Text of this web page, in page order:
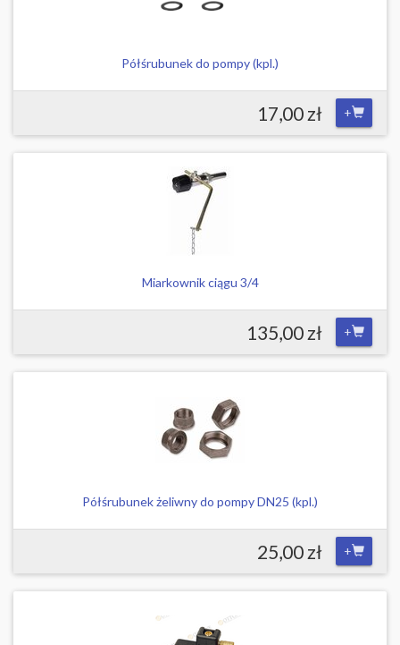
Półśrubunek do pompy (kpl.)
17,00 zł +
Miarkownik ciągu 3/4
135,00 zł +
Półśrubunek żeliwny do pompy DN25 (kpl.)
25,00 zł +